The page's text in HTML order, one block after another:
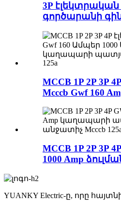
3P
գործարանի գին
MCCB 1P 2P 3P
Mcccb Gwf 160
MCCB 1P 2P 3P
1000 Amp
YUANKY Electric-ը, որը